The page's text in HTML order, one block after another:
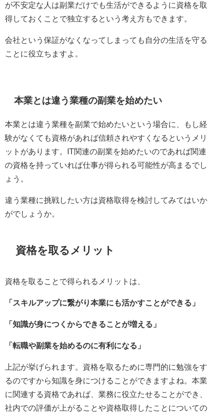
が不安定な人は副業だけでも生活ができるように資格を取
得しておくことで独立するという考え方もできます。
会社という保証がなくなってしまっても自分の生活を守る
ことに役立ちますよ。
本業とは違う業種の副業を始めたい
本業とは違う業種を副業で始めたいという場合に、もし経
験がなくても資格があれば信頼されやすくなるというメリ
ットがあります。IT関連の副業を始めたいのであれば関連
の資格を持っていれば仕事が得られる可能性が高まるでし
ょう。
違う業種に挑戦したい方は資格取得を検討してみてはいか
がでしょうか。
資格を取るメリット
資格を取ることで得られるメリットは、
「スキルアップに繋がり本業にも活かすことができる」
「知識が身につくからできることが増える」
「転職や副業を始めるのに有利になる」
上記が挙げられます。資格を取るために専門的に勉強をす
るのですから知識を身につけることができますよね。本業
に関連する資格であれば、業務に役立たせることができ、
社内での評価が上がることや資格取得したことについての